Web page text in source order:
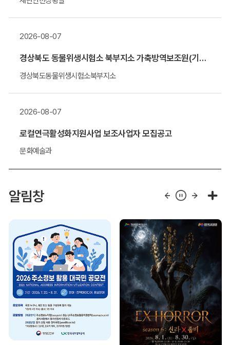
2026-08-07
경상북도 동물위생시험소 북부지소 가축방역보조원(기간제 근로자) 채용 알림
경상북도동물위생시험소북부지소
2026-08-07
로컬연극활성화지원사업 보조사업자 모집공고
문화예술과
알림창